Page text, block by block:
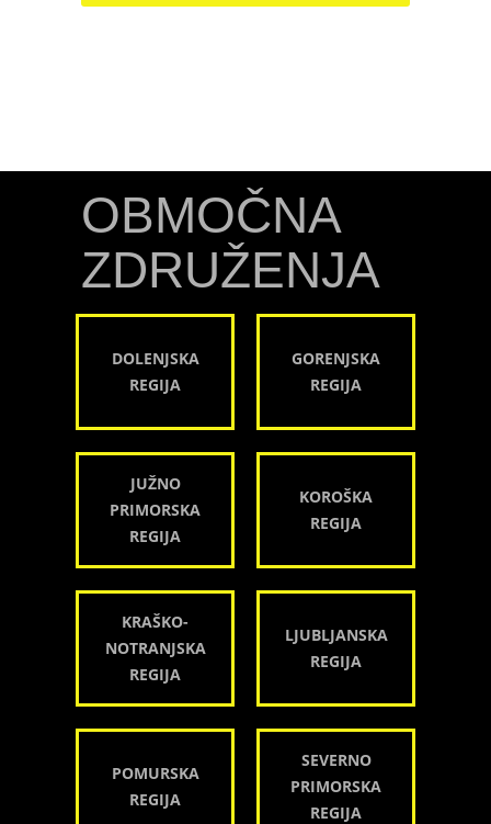
OBMOČNA
ZDRUŽENJA
DOLENJSKA
REGIJA
GORENJSKA
REGIJA
JUŽNO
PRIMORSKA
REGIJA
KOROŠKA
REGIJA
KRAŠKO-
NOTRANJSKA
REGIJA
LJUBLJANSKA
REGIJA
POMURSKA
REGIJA
SEVERNO
PRIMORSKA
REGIJA